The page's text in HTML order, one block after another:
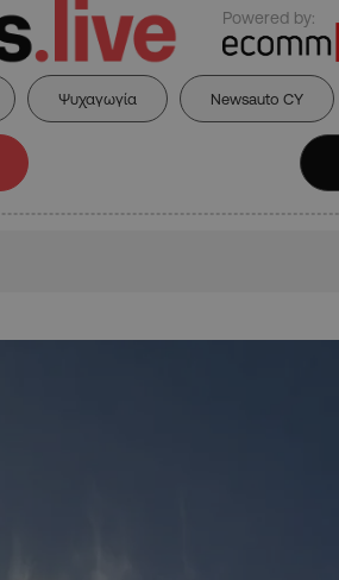
Powered by:
Ψυχαγωγία Newsauto CY